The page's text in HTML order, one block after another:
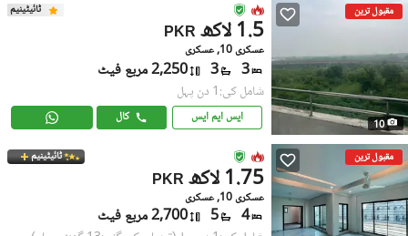
مقبول ترین
10
ٹائیٹینیم
PKR 1.5 لاکھ
عسکری 10, عسکری
3
3 2,250 مربع فیٹ
شامل کی:1 دن پہل
ایس ایم ایس کال
مقبول ترین ٹائیٹینیم
PKR 1.75 لاکھ
عسکری 10, عسکری
4
5 2,700 مربع فیٹ